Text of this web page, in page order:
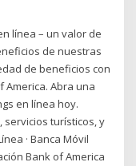
línea – un valor de
de nuestras
de beneficios con
Abra una
en línea hoy.
servicios turísticos, y
· Banca Móvil
Bank of America